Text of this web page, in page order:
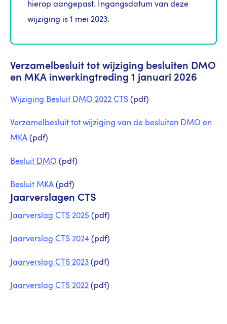
hierop aangepast. Ingangsdatum van deze
wijziging is 1 mei 2023.
Verzamelbesluit tot wijziging besluiten DMO
en MKA inwerkingtreding 1 januari 2026
Wijziging Besluit DMO 2022 CTS (pdf)
Verzamelbesluit tot wijziging van de besluiten DMO en
MKA (pdf)
Besluit DMO (pdf)
Besluit MKA (pdf)
Jaarverslagen CTS
Jaarverslag CTS 2025 (pdf)
Jaarverslag CTS 2024 (pdf)
Jaarverslag CTS 2023 (pdf)
Jaarverslag CTS 2022 (pdf)